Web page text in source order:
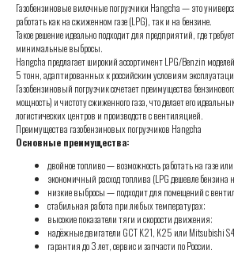
Газобензиновые вилочные погрузчики Hangcha — это
работать как на сжиженном газе (LPG), так и на бензине.
Такое решение идеально подходит для предприятий, где
минимальные выбросы.
Hangcha предлагает широкий ассортимент LPG/Benzin
5 тонн, адаптированных к российским условиям
Газобензиновый погрузчик сочетает преимущества
мощность) и чистоту сжиженного газа, что делает его
логистических центров и производств с вентиляцией.
Преимущества газобензиновых погрузчиков Hangcha
Основные преимущества:
двойное топливо — возможность работать на газе
экономичный расход топлива (LPG дешевле
низкие выбросы — подходит для помещений с
стабильная работа при любых температурах;
высокие показатели тяги и скорости движения;
надёжные двигатели GCT K21, K25 или Mitsubishi
гарантия до 3 лет, сервис и запчасти по России.